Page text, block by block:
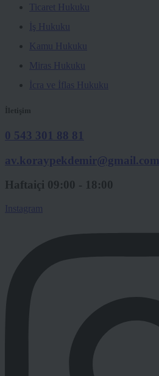
Ticaret Hukuku
İş Hukuku
Kamu Hukuku
Miras Hukuku
İcra ve İflas Hukuku
İletişim
0 543 301 88 81
av.koraypekdemir@gmail.com
Haftaiçi 09:00 - 18:00
Instagram